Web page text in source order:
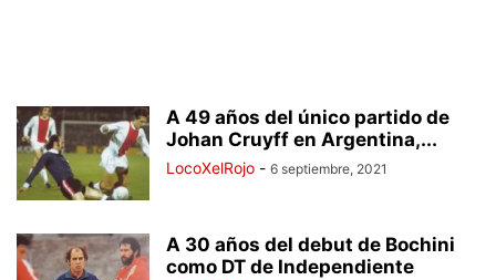
A 49 años del único partido de
Johan Cruyff en Argentina,...
LocoXelRojo - 6 septiembre, 2021
A 30 años del debut de Bochini
como DT de Independiente